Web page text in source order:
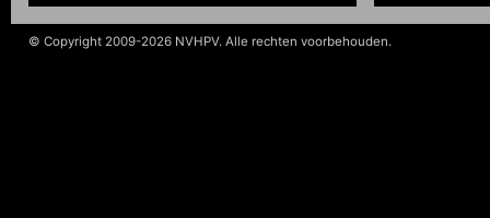
© Copyright 2009-2026 NVHPV. Alle rechten voorbehouden.